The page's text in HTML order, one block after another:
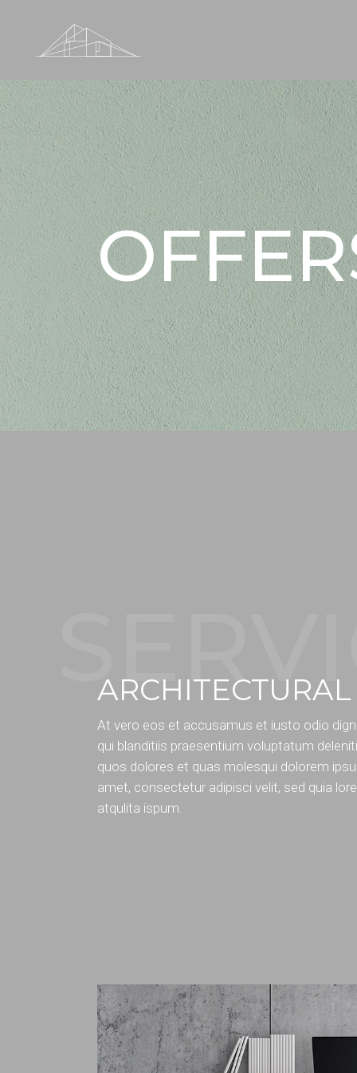
ARCHITECTURAL
At vero eos et accusamus et iusto odio
qui blanditiis praesentium voluptatum
quos dolores et quas molesqui dolorem
amet, consectetur adipisci velit, sed quia
atqulita ispum.